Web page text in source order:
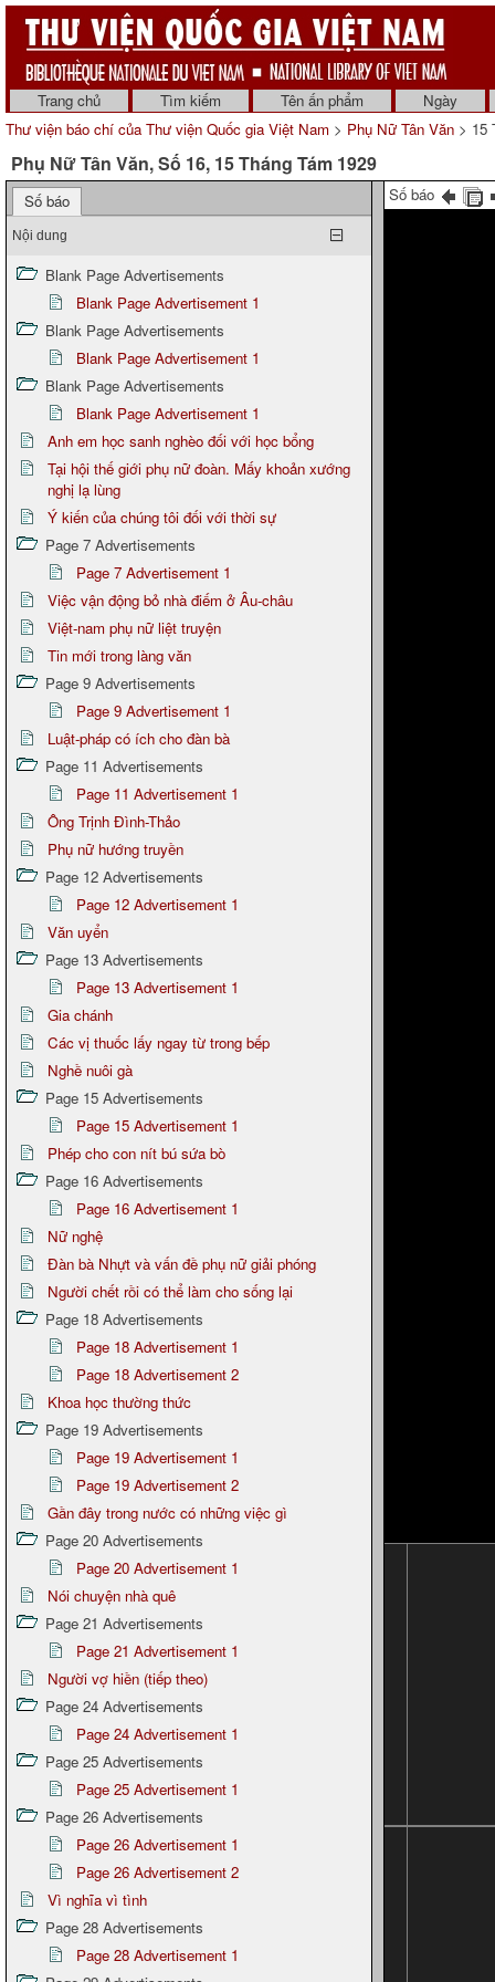
Trang chủ Tìm kiếm Tên ấn phẩm
Ngày
Thư viện báo chí của Thư viện Quốc gia Việt Nam > Phụ Nữ Tân Văn > 15
Phụ Nữ Tân Văn, Số 16, 15 Tháng Tám 1929
Số báo
Nội dung
Blank Page Advertisements
Blank Page Advertisement 1
Blank Page Advertisements
Blank Page Advertisement 1
Blank Page Advertisements
Blank Page Advertisement 1
Anh em học sanh nghèo đối với học bổng
Tại hội thế giới phụ nữ đoàn. Mấy khoản xướng
nghị lạ lùng
Ý kiến của chúng tôi đối với thời sự
Page 7 Advertisements
Page 7 Advertisement 1
Việc vận động bỏ nhà điếm ở Âu-châu
Việt-nam phụ nữ liệt truyện
Tin mới trong làng văn
Page 9 Advertisements
Page 9 Advertisement 1
Luật-pháp có ích cho đàn bà
Page 11 Advertisements
Page 11 Advertisement 1
Ông Trịnh Đình-Thảo
Phụ nữ hướng truyền
Page 12 Advertisements
Page 12 Advertisement 1
Văn uyển
Page 13 Advertisements
Page 13 Advertisement 1
Gia chánh
Các vị thuốc lấy ngay từ trong bếp
Nghề nuôi gà
Page 15 Advertisements
Page 15 Advertisement 1
Phép cho con nít bú sứa bò
Page 16 Advertisements
Page 16 Advertisement 1
Nữ nghệ
Đàn bà Nhựt và vấn đề phụ nữ giải phóng
Người chết rồi có thể làm cho sống lại
Page 18 Advertisements
Page 18 Advertisement 1
Page 18 Advertisement 2
Khoa học thường thức
Page 19 Advertisements
Page 19 Advertisement 1
Page 19 Advertisement 2
Gần đây trong nước có những việc gì
Page 20 Advertisements
Page 20 Advertisement 1
Nói chuyện nhà quê
Page 21 Advertisements
Page 21 Advertisement 1
Người vợ hiền (tiếp theo)
Page 24 Advertisements
Page 24 Advertisement 1
Page 25 Advertisements
Page 25 Advertisement 1
Page 26 Advertisements
Page 26 Advertisement 1
Page 26 Advertisement 2
Vì nghĩa vì tình
Page 28 Advertisements
Page 28 Advertisement 1
Số báo